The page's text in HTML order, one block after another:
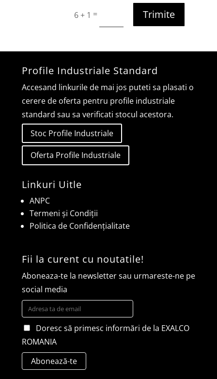
6 + 1 = Trimite
Profile Industriale Standard
Accesand linkurile de mai jos puteti sa plasati o
cerere de oferta pentru profile industriale
standard sau sa verificati stocul acestora.
Stoc Profile Industriale
Oferta Profile Industriale
Linkuri Uitle
ANPC
Termeni și Condiții
Politica de Confidențialitate
Fii la curent cu noutatile!
Aboneaza-te la newsletter sau urmareste-ne pe
social media
Doresc să primesc informări de la EXALCO
ROMANIA